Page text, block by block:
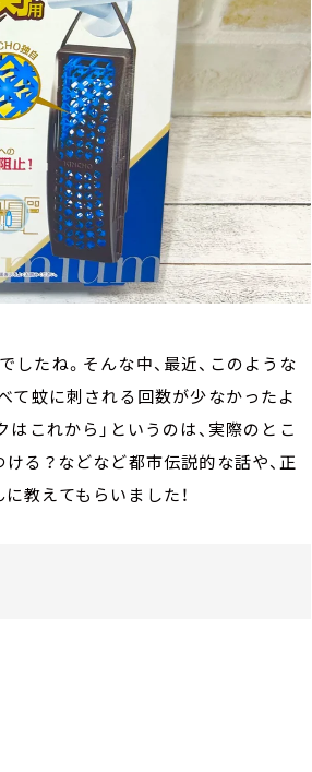
たね。そんな中、最近、このような
て蚊に刺される回数が少なかったよ
はこれから」というのは、実際のとこ
る？などなど都市伝説的な話や、正
教えてもらいました！